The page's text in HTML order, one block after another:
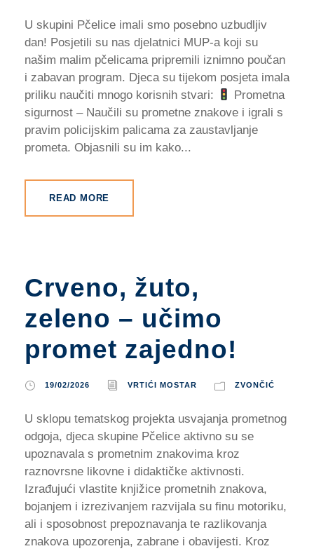
U skupini Pčelice imali smo posebno uzbudljiv
dan! Posjetili su nas djelatnici MUP-a koji su
našim malim pčelicama pripremili iznimno poučan
i zabavan program. Djeca su tijekom posjeta imala
priliku naučiti mnogo korisnih stvari:
Prometna
sigurnost – Naučili su prometne znakove i igrali s
pravim policijskim palicama za zaustavljanje
prometa. Objasnili su im kako...
READ MORE
Crveno, žuto,
zeleno – učimo
promet zajedno!
19/02/2026 VRTIĆI MOSTAR ZVONČIĆ
U sklopu tematskog projekta usvajanja prometnog
odgoja, djeca skupine Pčelice aktivno su se
upoznavala s prometnim znakovima kroz
raznovrsne likovne i didaktičke aktivnosti.
Izrađujući vlastite knjižice prometnih znakova,
bojanjem i izrezivanjem razvijala su finu motoriku,
ali i sposobnost prepoznavanja te razlikovanja
znakova upozorenja, zabrane i obavijesti. Kroz